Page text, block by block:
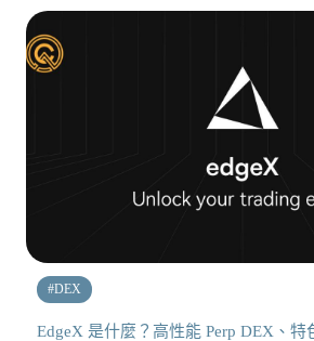
#DEX
EdgeX 是什麼？高性能 Perp DEX、